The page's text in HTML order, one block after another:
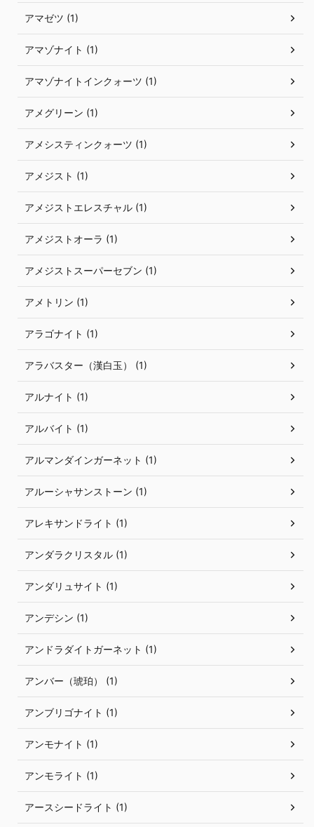
アマゼツ (1)
アマゾナイト (1)
アマゾナイトインクォーツ (1)
アメグリーン (1)
アメシスティンクォーツ (1)
アメジスト (1)
アメジストエレスチャル (1)
アメジストオーラ (1)
アメジストスーパーセブン (1)
アメトリン (1)
アラゴナイト (1)
アラバスター（漢白玉） (1)
アルナイト (1)
アルバイト (1)
アルマンダインガーネット (1)
アルーシャサンストーン (1)
アレキサンドライト (1)
アンダラクリスタル (1)
アンダリュサイト (1)
アンデシン (1)
アンドラダイトガーネット (1)
アンバー（琥珀） (1)
アンブリゴナイト (1)
アンモナイト (1)
アンモライト (1)
アースシードライト (1)